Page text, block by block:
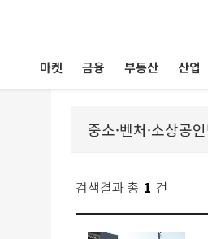
마켓 금융 부동산 산업
검색결과 총 1 건